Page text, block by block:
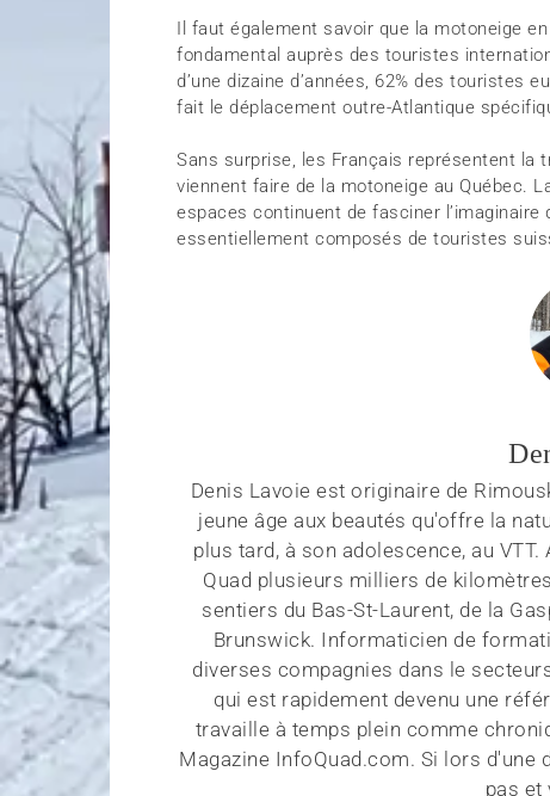
Il faut également savoir que la motoneige
fondamental auprès des touristes
d’une dizaine d’années, 62% des touristes
fait le déplacement outre-Atlantique
Sans surprise, les Français représentent la
viennent faire de la motoneige au Québec.
espaces continuent de fasciner
essentiellement composés de touristes
Denis Lavoie est originaire de
jeune âge aux beautés qu'offre la
plus tard, à son adolescence, au
Quad plusieurs milliers de
sentiers du Bas-St-Laurent, de la
Brunswick. Informaticien de
diverses compagnies dans le
qui est rapidement devenu une
travaille à temps plein comme
Magazine InfoQuad.com. Si lors d'une
pas et